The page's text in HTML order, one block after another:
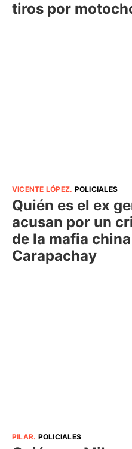
tiros por
VICENTE LÓPEZ. POLICIALES
Quién es el ex
acusan por un
de la mafia
Carapachay
PILAR. POLICIALES